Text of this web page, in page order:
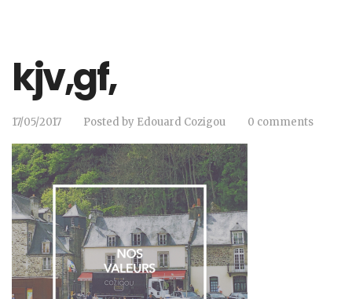
kjv,gf,
17/05/2017 Posted by Edouard Cozigou 0 comments